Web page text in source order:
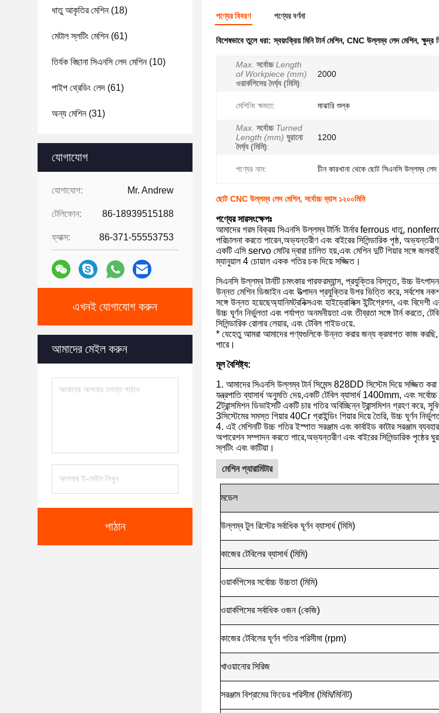
ধাতু আকৃতির মেশিন(18)
মেটাল স্লটিং মেশিন(61)
তির্যক বিছানা সিএনসি লেদ মেশিন(10)
পাইপ থ্রেডিং লেদ (61)
অন্য মেশিন(31)
যোগাযোগ
যোগাযোগ: Mr. Andrew
টেলিফোন: 86-18939515188
ফ্যাক্স: 86-371-55553753
এখনই যোগাযোগ করুন
আমাদের মেইল ​​করুন
পাঠান
পণ্যের বিবরণ পণ্যের বর্ণনা
বিশেষভাবে তুলে ধরা:স্বয়ংক্রিয় মিনি টার্ন মেশিন, CNC উল্লম্ব লেদ মেশিন,ক্ষুদ্র
Max. সর্বোচ্চ Length
of Workpiece (mm)
ওয়ার্কপিসের দৈর্ঘ্য (মিমি):
2000
মেশিনিং ক্ষমতা: মাঝারি শুল্ক
Max. সর্বোচ্চ Turned
Length (mm) ঘুরানো
দৈর্ঘ্য (মিমি):
1200
পণ্যের নাম: চীন কারখানা থেকে ছোট সিএনসি উল্লম্ব লেদ
ছোট CNC উল্লম্ব লেদ মেশিন, সর্বোচ্চ ব্যাস ১২০০মিমি
পণ্যের সারসংক্ষেপঃ
আমাদের গরম বিক্রয় সিএনসি উল্লম্ব টার্নিং টার্নার ferrous ধাতু,
পরিচালনা করতে পারেন,অভ্যন্তরীণ এবং বাইরের সিলিন্ডারিক পৃষ্ঠ,
একটি এসি servo মোটর দ্বারা চালিত হয়,এবং মেশিন দুটি গিয়ার সঙ্গে
ম্যানুয়াল 4 চোয়াল একক গতির চক দিয়ে সজ্জিত।
সিএনসি উল্লম্ব টার্নটি চমৎকার পারফরম্যান্স, প্রযুক্তির বিস্তৃত, উচ্চ
উন্নত মেশিন ডিজাইন এবং উত্পাদন প্রযুক্তির উপর ভিত্তি করে, সর্বশেষ
সঙ্গে উন্নত হয়েছেঅ্যানিমট্রনিক্সএবং হাইড্রোলিক্স ইন্টিগ্রেশন, এবং
উচ্চ ঘূর্ণন নির্ভুলতা এবং পর্যাপ্ত অনমনীয়তা এবং তীব্রতা সঙ্গে টার্ন করতে,
সিলিন্ডারিক রোলার লেয়ার, এবং টেবিল গাইডওয়ে.
* যেহেতু আমরা আমাদের পণ্যগুলিকে উন্নত করার জন্য ক্রমাগত কাজ
পারে।
মূল বৈশিষ্ট্য:
1. আমাদের সিএনসি উল্লম্ব টার্ন সিমেন্স 828DD সিস্টেম দিয়ে সজ্জিত
যন্ত্রপাতি ব্যাসার্ধ অনুমতি দেয়,একটি টেবিল ব্যাসার্ধ 1400mm, এবং
2ট্রান্সমিশন ডিভাইসটি একটি চার গতির অবিচ্ছিন্ন ট্রান্সমিশন গ্রহণ করে,
3সিস্টেমের সমস্ত গিয়ার 40Cr গ্রাইন্ডিং গিয়ার দিয়ে তৈরি, উচ্চ ঘূর্ণন
4. এই মেশিনটি উচ্চ গতির ইস্পাত সরঞ্জাম এবং কার্বাইড কাটার সরঞ্জাম
অপারেশন সম্পাদন করতে পারে,অভ্যন্তরীণ এবং বাইরের সিলিন্ডারিক
স্লটিং এবং কাটিয়া।
মেশিন প্যারামিটার
মডেল
উল্লম্ব টুল রিস্টের সর্বাধিক ঘূর্ণন ব্যাসার্ধ (মিমি)
কাজের টেবিলের ব্যাসার্ধ (মিমি)
ওয়ার্কপিসের সর্বোচ্চ উচ্চতা (মিমি)
ওয়ার্কপিসের সর্বাধিক ওজন (কেজি)
কাজের টেবিলের ঘূর্ণন গতির পরিসীমা (rpm)
খাওয়ানোর সিরিজ
সরঞ্জাম বিশ্রামের ফিডের পরিসীমা (মিমি/মিনিট)